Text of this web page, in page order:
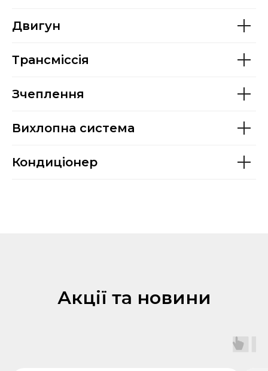
Двигун
Трансміссія
Зчеплення
Вихлопна система
Кондиціонер
Акції та новини